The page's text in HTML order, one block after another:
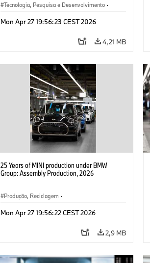
Tecnologia, Pesquisa e Desenvolvimento ·
Mon Apr 27 19:56:23 CEST 2026
4,21 MB
25 Years of MINI production under BMW
Group: Assembly Production, 2026
Produção, Reciclagem ·
Mon Apr 27 19:56:22 CEST 2026
2,9 MB